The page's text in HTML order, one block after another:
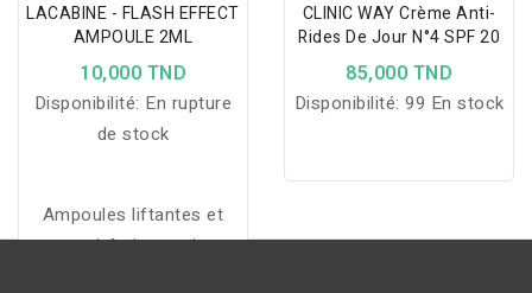
LACABINE - FLASH EFFECT
AMPOULE 2ML
10,000 TND
Disponibilité: En rupture
de stock
Ampoules liftantes et
anti-fatigue qui
CLINIC WAY Crème Anti-
Rides De Jour N°4 SPF 20
85,000 TND
Disponibilité: 99 En stock